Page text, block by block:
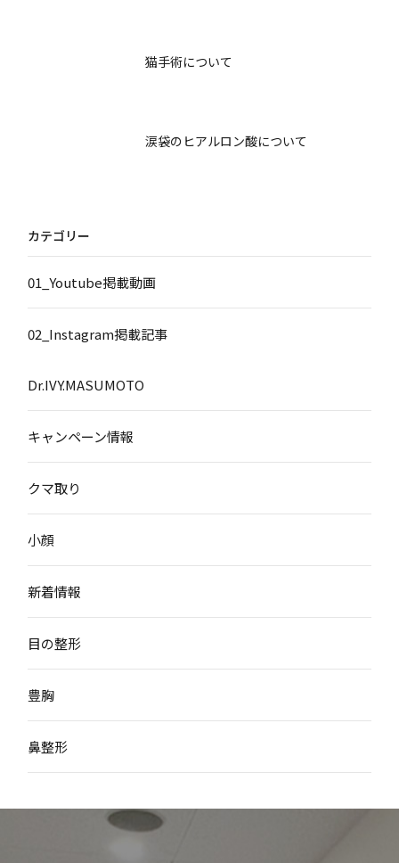
猫手術について
涙袋のヒアルロン酸について
カテゴリー
01_Youtube掲載動画
02_Instagram掲載記事
Dr.IVY.MASUMOTO
キャンペーン情報
クマ取り
小顔
新着情報
目の整形
豊胸
鼻整形